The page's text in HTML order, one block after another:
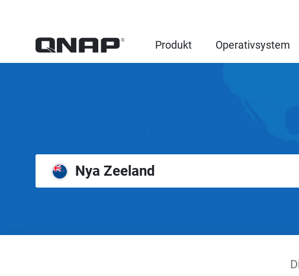
Produkt Operativsystem
Nya Zeeland